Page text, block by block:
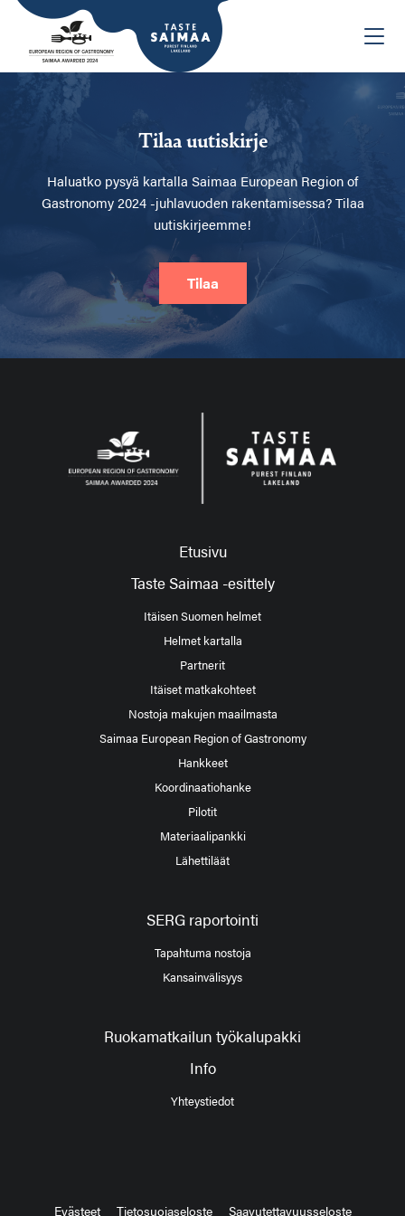
Tilaa uutiskirje
Haluatko pysyä kartalla Saimaa European Region of
Gastronomy 2024 -juhlavuoden rakentamisessa? Tilaa
uutiskirjeemme!
Tilaa
Etusivu
Taste Saimaa -esittely
Itäisen Suomen helmet
Helmet kartalla
Partnerit
Itäiset matkakohteet
Nostoja makujen maailmasta
Saimaa European Region of Gastronomy
Hankkeet
Koordinaatiohanke
Pilotit
Materiaalipankki
Lähettiläät
SERG raportointi
Tapahtuma nostoja
Kansainvälisyys
Ruokamatkailun työkalupakki
Info
Yhteystiedot
Evästeet Tietosuojaseloste Saavutettavuusseloste